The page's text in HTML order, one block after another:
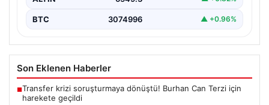
BTC 3074996 ▲ +0.96%
Son Eklenen Haberler
■Transfer krizi soruşturmaya dönüştü! Burhan Can Terzi için
harekete geçildi